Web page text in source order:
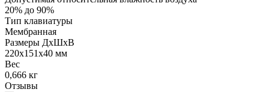
20% до 90%
Тип клавиатуры
Мембранная
Размеры ДхШхВ
220х151х40 мм
Вес
0,666 кг
Отзывы